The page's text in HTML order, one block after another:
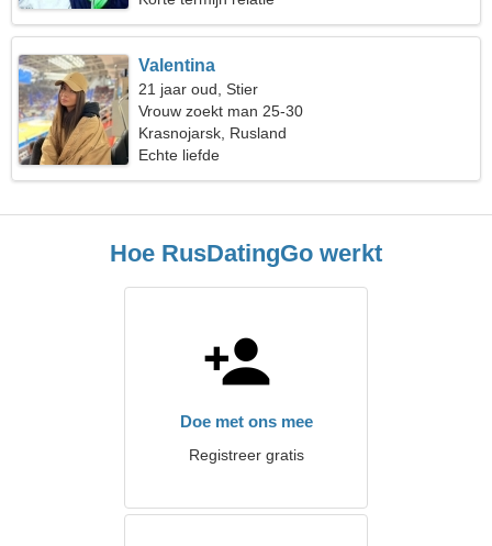
Valentina
21 jaar oud, Stier
Vrouw zoekt man 25-30
Krasnojarsk, Rusland
Echte liefde
Hoe RusDatingGo werkt
Doe met ons mee
Registreer gratis